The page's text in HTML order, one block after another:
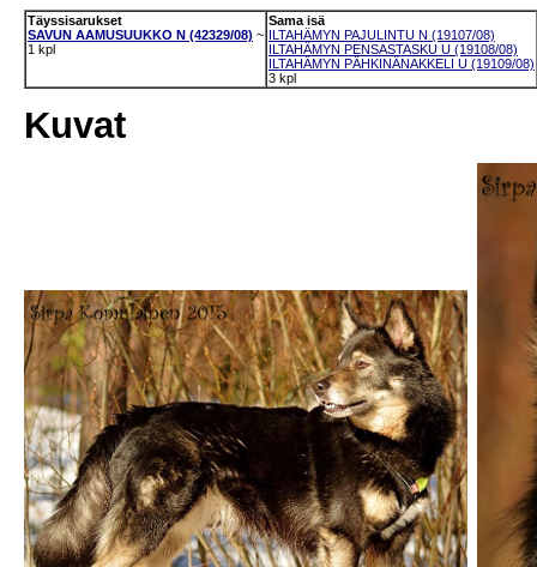
Täyssisarukset
SAVUN AAMUSUUKKO N (42329/08) ~
1 kpl
Sama isä
ILTAHÄMYN PAJULINTU N (19107/08)
ILTAHÄMYN PENSASTASKU U (19108/08)
ILTAHÄMYN PÄHKINÄNAKKELI U (19109/08)
3 kpl
Kuvat